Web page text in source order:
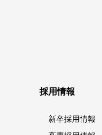
採用情報
新卒採用情報